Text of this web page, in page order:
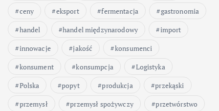
ceny
eksport fermentacja
gastronomia
handel
handel międzynarodowy
import
innowacje
jakość
konsumenci
konsument
konsumpcja
Logistyka
Polska
popyt produkcja
przekąski
przemysł
przemysł spożywczy
przetwórstwo